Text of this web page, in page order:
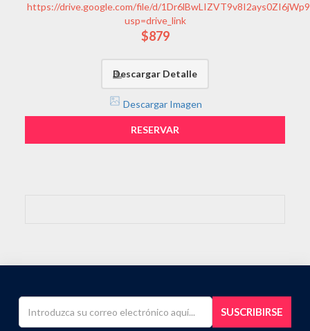
https://drive.google.com/file/d/
usp=drive_link
$879
Descargar Detalle
Descargar Imagen
RESERVAR
SUSCRIBIRSE